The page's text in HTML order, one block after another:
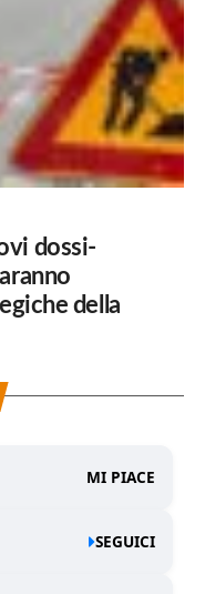
dossi-
della
MI PIACE
SEGUICI